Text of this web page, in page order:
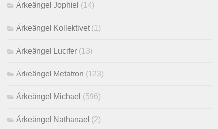
Ärkeängel Jophiel (14)
Ärkeängel Kollektivet (1)
Ärkeängel Lucifer (13)
Ärkeängel Metatron (123)
Ärkeängel Michael (596)
Ärkeängel Nathanael (2)